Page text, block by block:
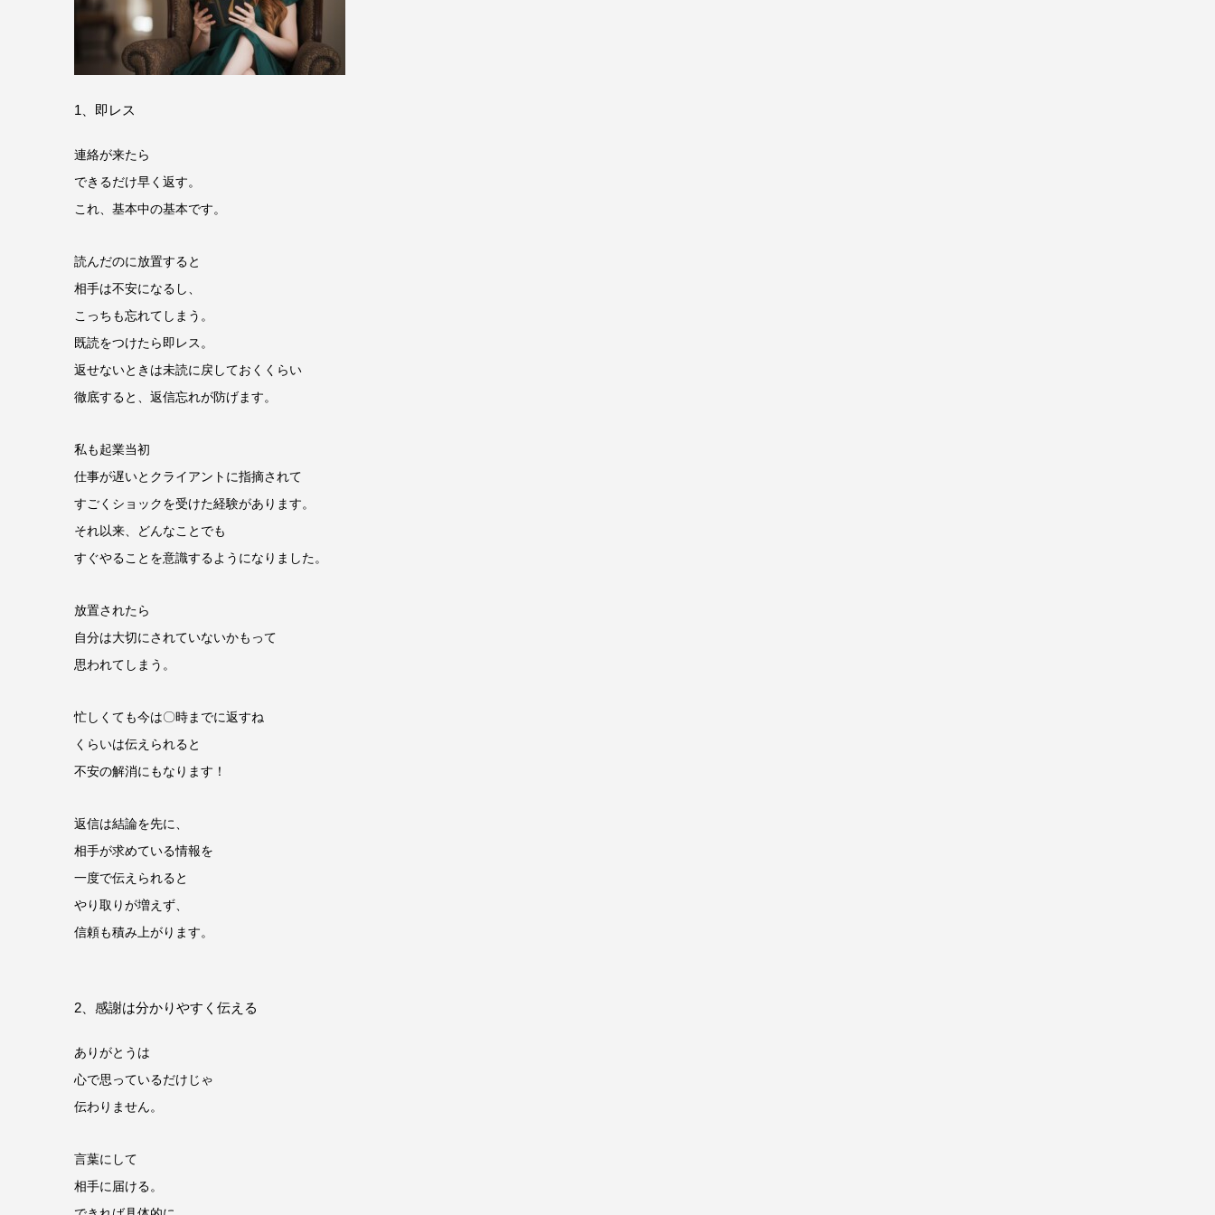
1、即レス
連絡が来たら
できるだけ早く返す。
これ、基本中の基本です。
読んだのに放置すると
相手は不安になるし、
こっちも忘れてしまう。
既読をつけたら即レス。
返せないときは未読に戻しておくくらい
徹底すると、返信忘れが防げます。
私も起業当初
仕事が遅いとクライアントに指摘されて
すごくショックを受けた経験があります。
それ以来、どんなことでも
すぐやることを意識するようになりました。
放置されたら
自分は大切にされていないかもって
思われてしまう。
忙しくても今は〇時までに返すね
くらいは伝えられると
不安の解消にもなります！
返信は結論を先に、
相手が求めている情報を
一度で伝えられると
やり取りが増えず、
信頼も積み上がります。
2、感謝は分かりやすく伝える
ありがとうは
心で思っているだけじゃ
伝わりません。
言葉にして
相手に届ける。